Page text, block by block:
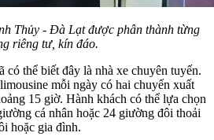
Thủy - Đà Lạt được phân thành từng
riêng tư, kín đáo.
có thể biết đây là nhà xe chuyên tuyến.
mỗi ngày có hai chuyến xuất
15 giờ. Hành khách có thể lựa chọn
cá nhân hoặc 24 giường đôi thoải
hoặc gia đình.